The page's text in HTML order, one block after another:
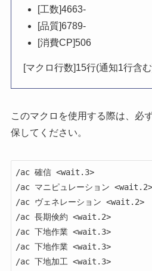
[工数]4663-
[品質]6789-
[消費CP]506
[マクロ行数]15行(通知1行含
このマクロを使用する際は、必
保 してください。
/ac 確信 <wait.3>
/ac マニピュレーション <wait.2>
/ac ヴェネレーション <wait.2>
/ac 長期倹約 <wait.2>
/ac 下地作業 <wait.3>
/ac 下地作業 <wait.3>
/ac 下地加工 <wait.3>